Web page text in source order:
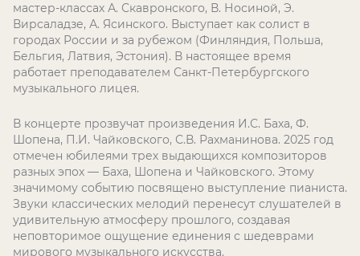
мастер-классах А. Скавронского, В. Носиной, Э.
Вирсаладзе, А. Ясинского. Выступает как солист в
городах России и за рубежом (Финляндия, Польша,
Бельгия, Латвия, Эстония). В настоящее время
работает преподавателем Санкт-Петербургского
музыкального лицея.
В концерте прозвучат произведения И.С. Баха, Ф.
Шопена, П.И. Чайковского, С.В. Рахманинова. 2025 год
отмечен юбилеями трех выдающихся композиторов
разных эпох — Баха, Шопена и Чайковского. Этому
значимому событию посвящено выступление пианиста.
Звуки классических мелодий перенесут слушателей в
удивительную атмосферу прошлого, создавая
неповторимое ощущение единения с шедеврами
мирового музыкального искусства.